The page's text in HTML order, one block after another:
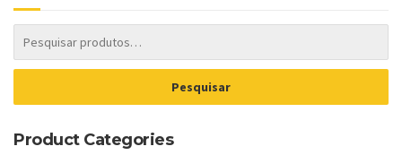
Product Categories